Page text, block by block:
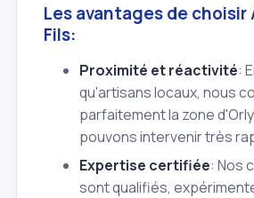
Les avantages de
Fils:
Proximité et réactivité:
qu'artisans locaux, nous
parfaitement la zone
pouvons intervenir très
Expertise certifiée: Nos
sont qualifiés,